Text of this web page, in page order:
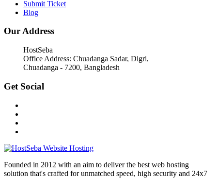
Submit Ticket
Blog
Our Address
HostSeba
Office Address: Chuadanga Sadar, Digri,
Chuadanga - 7200, Bangladesh
Get Social
Founded in 2012 with an aim to deliver the best web hosting
solution that's crafted for unmatched speed, high security and 24x7